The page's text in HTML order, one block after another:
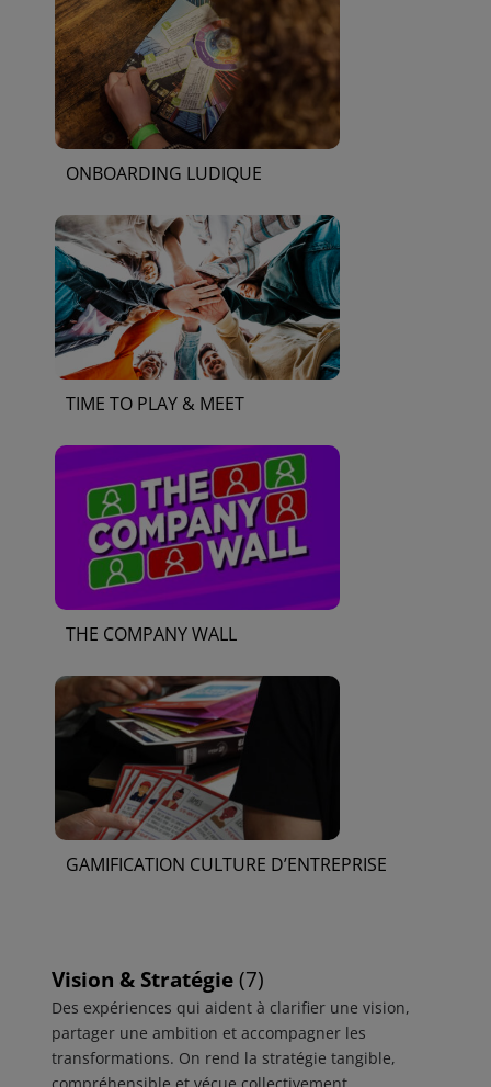
ONBOARDING LUDIQUE
TIME TO PLAY & MEET
THE COMPANY WALL
GAMIFICATION CULTURE D’ENTREPRISE
Vision & Stratégie(7)
Des expériences qui aident à clarifier une vision,
partager une ambition et accompagner les
transformations. On rend la stratégie tangible,